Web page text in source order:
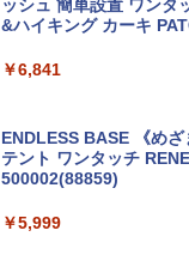
￥1,540
￥1,500
￥2,079
ッシュ 簡単設置 ワンタ
&ハイキング カーキ
￥6,841
ENDLESS BASE 《めざ
テント ワンタッチ
500002(88859)
￥5,999